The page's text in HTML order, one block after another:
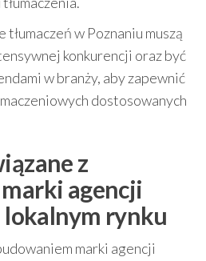
w Poznaniu muszą
konkurencji oraz być
w branży, aby zapewnić
dostosowanych
z
agencji
lokalnym rynku
marki agencji